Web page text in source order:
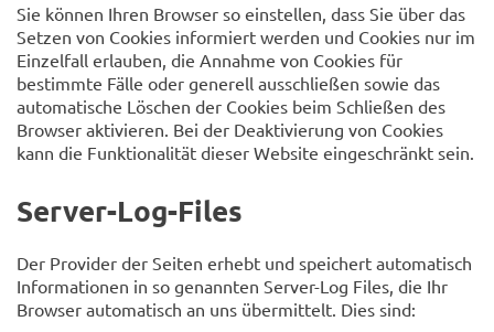
Sie können Ihren Browser so einstellen, dass Sie über das
Setzen von Cookies informiert werden und Cookies nur im
Einzelfall erlauben, die Annahme von Cookies für
bestimmte Fälle oder generell ausschließen sowie das
automatische Löschen der Cookies beim Schließen des
Browser aktivieren. Bei der Deaktivierung von Cookies
kann die Funktionalität dieser Website eingeschränkt sein.
Server-Log-Files
Der Provider der Seiten erhebt und speichert automatisch
Informationen in so genannten Server-Log Files, die Ihr
Browser automatisch an uns übermittelt. Dies sind: